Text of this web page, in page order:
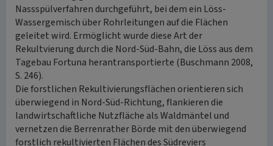
Nassspülverfahren durchgeführt, bei dem ein Löss-
Wassergemisch über Rohrleitungen auf die Flächen
geleitet wird. Ermöglicht wurde diese Art der
Rekultvierung durch die Nord-Süd-Bahn, die Löss aus dem
Tagebau Fortuna herantransportierte (Buschmann 2008,
S. 246).
Die forstlichen Rekultivierungsflächen orientieren sich
überwiegend in Nord-Süd-Richtung, flankieren die
landwirtschaftliche Nutzfläche als Waldmäntel und
vernetzen die Berrenrather Börde mit den überwiegend
forstlich rekultivierten Flächen des Südreviers